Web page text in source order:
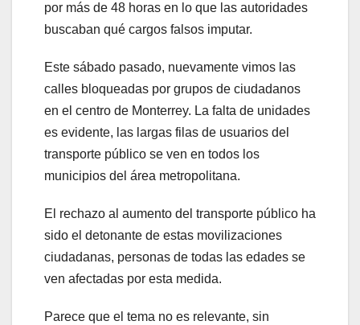
por más de 48 horas en lo que las autoridades
buscaban qué cargos falsos imputar.
Este sábado pasado, nuevamente vimos las
calles bloqueadas por grupos de ciudadanos
en el centro de Monterrey. La falta de unidades
es evidente, las largas filas de usuarios del
transporte público se ven en todos los
municipios del área metropolitana.
El rechazo al aumento del transporte público ha
sido el detonante de estas movilizaciones
ciudadanas, personas de todas las edades se
ven afectadas por esta medida.
Parece que el tema no es relevante, sin